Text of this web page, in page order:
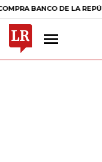
BANCO DE LA REPÚBLICA